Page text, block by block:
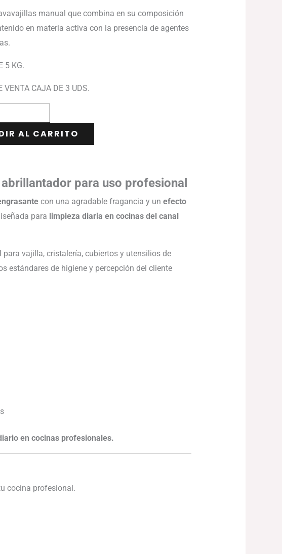
manual que combina en su composición
en materia activa con la presencia de agentes
5 KG.
VENTA CAJA DE 3 UDS.
AL CARRITO
para uso profesional
con una agradable fragancia y un efecto
para limpieza diaria en cocinas del canal
vajilla, cristalería, cubiertos y utensilios de
estándares de higiene y percepción del cliente
en cocinas profesionales.
cocina profesional.